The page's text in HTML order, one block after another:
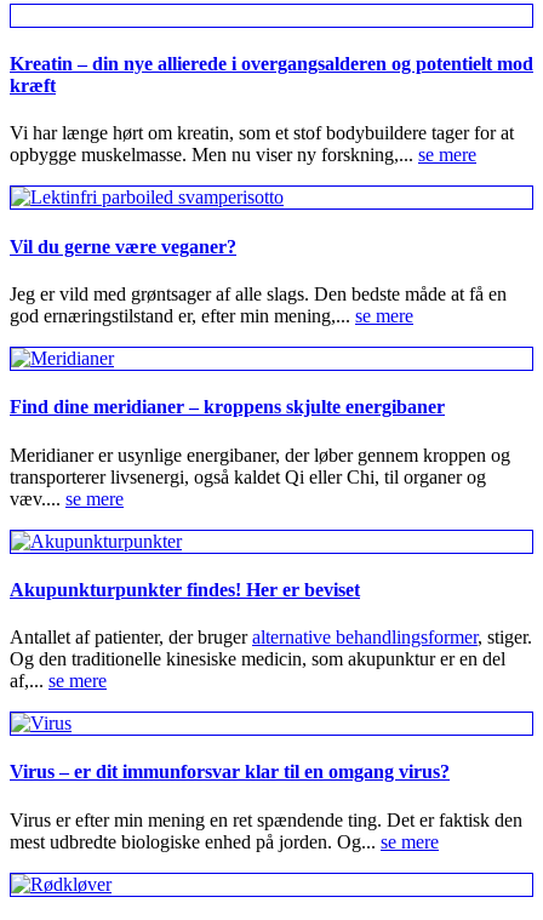
Kreatin – din nye allierede i overgangsalderen og potentielt mod
kræft
Vi har længe hørt om kreatin, som et stof bodybuildere tager for at
opbygge muskelmasse. Men nu viser ny forskning,... se mere
Vil du gerne være veganer?
Jeg er vild med grøntsager af alle slags. Den bedste måde at få en
god ernæringstilstand er, efter min mening,... se mere
Find dine meridianer – kroppens skjulte energibaner
Meridianer er usynlige energibaner, der løber gennem kroppen og
transporterer livsenergi, også kaldet Qi eller Chi, til organer og
væv.... se mere
Akupunkturpunkter findes! Her er beviset
Antallet af patienter, der brugeralternative behandlingsformer, stiger.
Og den traditionelle kinesiske medicin, som akupunktur er en del
af,... se mere
Virus – er dit immunforsvar klar til en omgang virus?
Virus er efter min mening en ret spændende ting. Det er faktisk den
mest udbredte biologiske enhed på jorden. Og... se mere